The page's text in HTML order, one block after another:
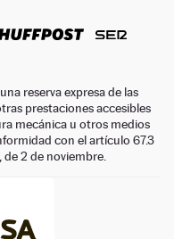
reserva expresa de las
prestaciones accesibles
mecánica u otros medios
con el artículo 67.3
2 de noviembre.